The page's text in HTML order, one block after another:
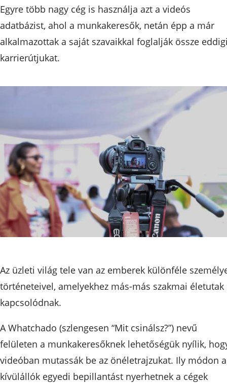
Egyre több nagy cég is használja azt a videós
adatbázist, ahol a munkakeresők, netán épp a már
alkalmazottak a saját szavaikkal foglalják össze
karrierútjukat.
Az üzleti világ tele van az emberek különféle
történeteivel, amelyekhez más-más szakmai életutak
kapcsolódnak.
A Whatchado (szlengesen “Mit csinálsz?”) nevű
felületen a munkakeresőknek lehetőségük nyílik,
videóban mutassák be az önéletrajzukat. Ily módon a
kívülállók egyedi bepillantást nyerhetnek a cégek